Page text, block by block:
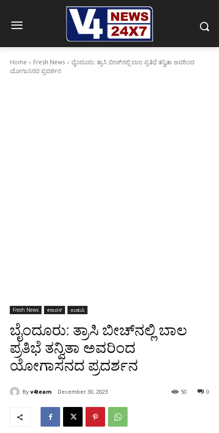
Home Fresh News
ಬೈಂದೂರು: ತ್ರಾಸಿ ಬೀಚ್‌ನಲ್ಲಿ ಬಾಲ ಪ್ರತಿಭೆ ತನ್ವಿತಾ ಅವರಿಂದ
ಯೋಗಾಸನದ ಪ್ರದರ್ಶನ
Fresh News ಕರಾವಳಿ ಉಡುಪಿ
ಬೈಂದೂರು: ತ್ರಾಸಿ ಬೀಚ್‌ನಲ್ಲಿ ಬಾಲ
ಪ್ರತಿಭೆ ತನ್ವಿತಾ ಅವರಿಂದ
ಯೋಗಾಸನದ ಪ್ರದರ್ಶನ
By v4team December 30, 2023 0
50